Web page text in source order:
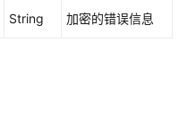
String 加密的错误信息